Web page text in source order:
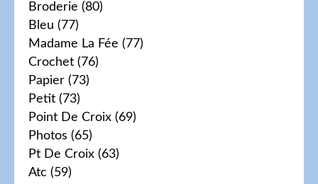
Broderie (80)
Bleu (77)
Madame La Fée (77)
Crochet (76)
Papier (73)
Petit (73)
Point De Croix (69)
Photos (65)
Pt De Croix (63)
Atc (59)